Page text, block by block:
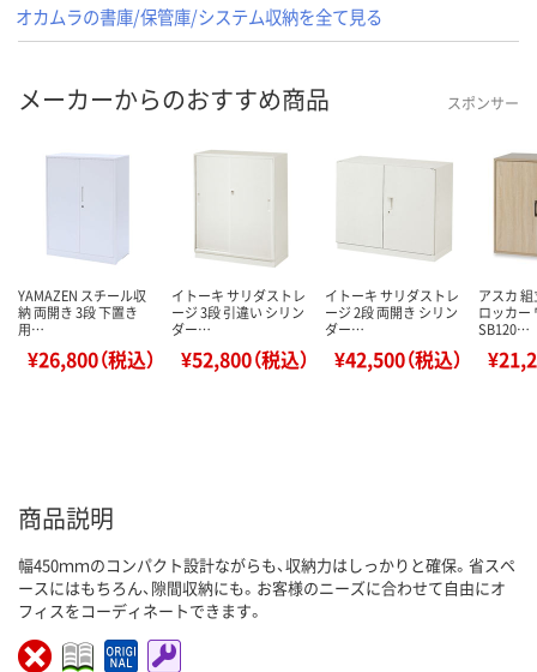
オカムラの書庫/保管庫/システム収納を全て見る
メーカーからのおすすめ商品 スポンサー
YAMAZEN スチール収
納 両開き 3段 下置き
用…
¥26,800（税込）
イトーキ サリダストレ
ージ 3段 引違い シリン
ダー…
¥52,800（税込）
イトーキ サリダストレ
ージ 2段 両開き シリン
ダー…
¥42,500（税込）
アスカ
ロッカー
SB120…
商品説明
幅450ｍｍのコンパクト設計ながらも、収納力はしっかりと確保。省スペ
ースにはもちろん、隙間収納にも。お客様のニーズに合わせて自由にオ
フィスをコーディネートできます。